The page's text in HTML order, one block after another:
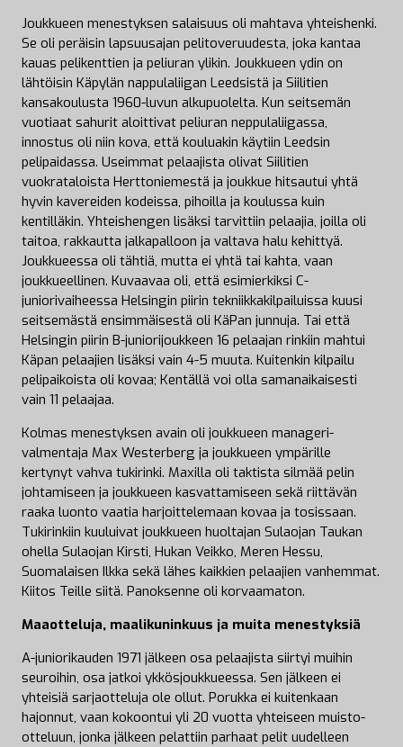
Joukkueen menestyksen salaisuus oli mahtava yhteishenki.
Se oli peräisin lapsuusajan pelitoveruudesta, joka kantaa
kauas pelikenttien ja peliuran ylikin. Joukkueen ydin on
lähtöisin Käpylän nappulaliigan Leedsistä ja Siilitien
kansakoulusta 1960-luvun alkupuolelta. Kun seitsemän
vuotiaat sahurit aloittivat peliuran neppulaliigassa,
innostus oli niin kova, että kouluakin käytiin Leedsin
pelipaidassa. Useimmat pelaajista olivat Siilitien
vuokrataloista Herttoniemestä ja joukkue hitsautui yhtä
hyvin kavereiden kodeissa, pihoilla ja koulussa kuin
kentilläkin. Yhteishengen lisäksi tarvittiin pelaajia, joilla oli
taitoa, rakkautta jalkapalloon ja valtava halu kehittyä.
Joukkueessa oli tähtiä, mutta ei yhtä tai kahta, vaan
joukkueellinen. Kuvaavaa oli, että esimierkiksi C-
juniorivaiheessa Helsingin piirin tekniikkakilpailuissa kuusi
seitsemästä ensimmäisestä oli KäPan junnuja. Tai että
Helsingin piirin B-juniorijoukkeen 16 pelaajan rinkiin mahtui
Käpan pelaajien lisäksi vain 4-5 muuta. Kuitenkin kilpailu
pelipaikoista oli kovaa; Kentällä voi olla samanaikaisesti
vain 11 pelaajaa.
Kolmas menestyksen avain oli joukkueen manageri-
valmentaja Max Westerberg ja joukkueen ympärille
kertynyt vahva tukirinki. Maxilla oli taktista silmää pelin
johtamiseen ja joukkueen kasvattamiseen sekä riittävän
raaka luonto vaatia harjoittelemaan kovaa ja tosissaan.
Tukirinkiin kuuluivat joukkueen huoltajan Sulaojan Taukan
ohella Sulaojan Kirsti, Hukan Veikko, Meren Hessu,
Suomalaisen Ilkka sekä lähes kaikkien pelaajien vanhemmat.
Kiitos Teille siitä. Panoksenne oli korvaamaton.
Maaotteluja, maalikuninkuus ja muita menestyksiä
A-juniorikauden 1971 jälkeen osa pelaajista siirtyi muihin
seuroihin, osa jatkoi ykkösjoukkueessa. Sen jälkeen ei
yhteisiä sarjaotteluja ole ollut. Porukka ei kuitenkaan
hajonnut, vaan kokoontui yli 20 vuotta yhteiseen muisto-
otteluun, jonka jälkeen pelattiin parhaat pelit uudelleen